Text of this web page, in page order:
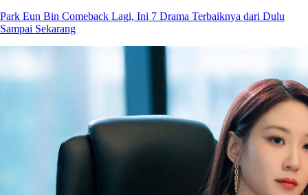
Park Eun Bin Comeback Lagi, Ini 7 Drama Terbaiknya dari Dulu
Sampai Sekarang